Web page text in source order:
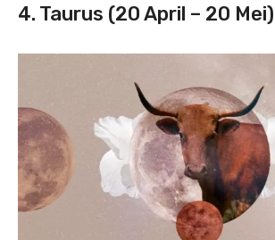
4. Taurus (20 April – 20 Mei)